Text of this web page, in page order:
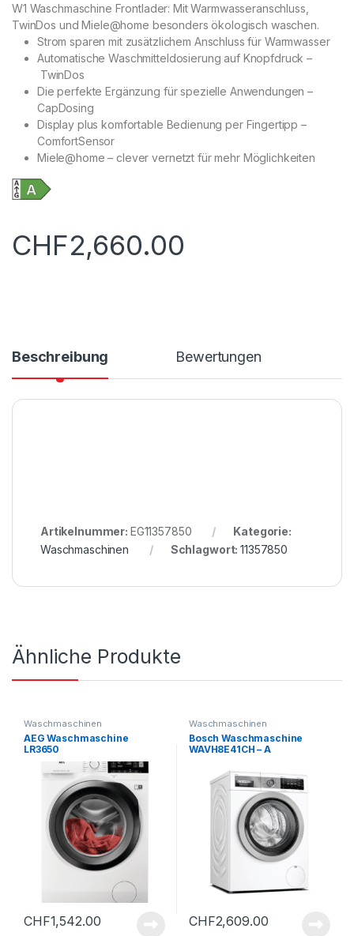
W1 Waschmaschine Frontlader: Mit Warmwasseranschluss,
TwinDos und Miele@home besonders ökologisch waschen.
Strom sparen mit zusätzlichem Anschluss für Warmwasser
Automatische Waschmitteldosierung auf Knopfdruck –
TwinDos
Die perfekte Ergänzung für spezielle Anwendungen –
CapDosing
Display plus komfortable Bedienung per Fingertipp –
ComfortSensor
Miele@home – clever vernetzt für mehr Möglichkeiten
CHF2,660.00
Beschreibung Bewertungen
Artikelnummer: EG11357850
Kategorie:
Waschmaschinen
Schlagwort:11357850
Ähnliche Produkte
Waschmaschinen
AEG Waschmaschine
LR3650
CHF1,542.00
Waschmaschinen
Bosch Waschmaschine
WAVH8E41CH – A
CHF2,609.00